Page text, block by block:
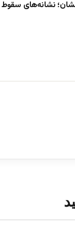
نشانه‌های سقوط